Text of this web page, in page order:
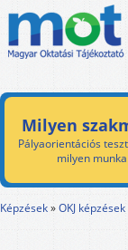
Milyen
Pályaorientációs
milyen
Képzések»OKJ képzések